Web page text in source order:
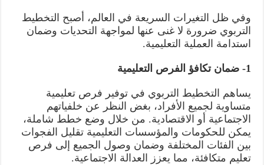
وفي ظل التغيرات السريعة في العالم، أصبح التخطيط
التربوي ضرورة لا غنى عنها لمواجهة التحديات وضمان
استدامة العملية التعليمية.
1- ضمان تكافؤ الفرص التعليمية
يساهم التخطيط التربوي في توفير فرص تعليمية
متساوية لجميع الأفراد، بغض النظر عن خلفياتهم
الاجتماعية أو الاقتصادية. من خلال وضع خطط شاملة،
يمكن للحكومات والمؤسسات التعليمية تقليل الفجوات
بين الفئات المختلفة وضمان وصول الجميع إلى فرص
تعليم متكافئة، مما يعزز العدالة الاجتماعية.